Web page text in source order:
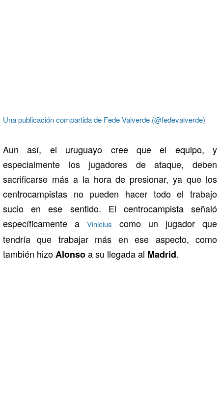
Una publicación compartida de Fede Valverde (@fedevalverde)
Aun así, el uruguayo cree que el equipo, y
especialmente los jugadores de ataque, deben
sacrificarse más a la hora de presionar, ya que los
centrocampistas no pueden hacer todo el trabajo
sucio en ese sentido. El centrocampista señaló
específicamente a
Vinicius
como un jugador que
tendría que trabajar más en ese aspecto, como
también hizoAlonsoa su llegada al Madrid.